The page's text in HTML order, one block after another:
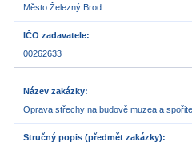
Město Železný Brod
IČO zadavatele
00262633
Název zakázky
Oprava střechy na budově muzea a
Stručný popis (předmět zakázky)